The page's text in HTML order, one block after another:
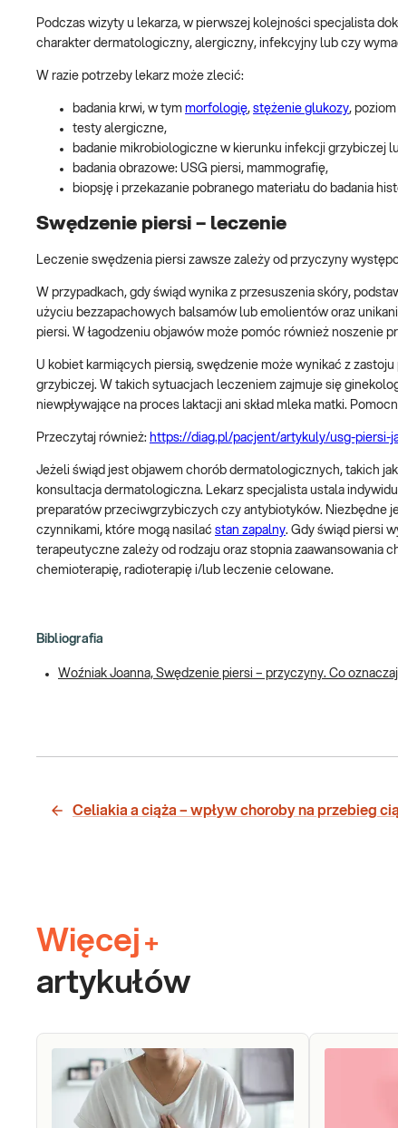
Podczas wizyty u lekarza, w pierwszej kolejności specjalista
charakter dermatologiczny, alergiczny, infekcyjny lub czy
W razie potrzeby lekarz może zlecić:
badania krwi, w tym morfologię, stężenie glukozy,
testy alergiczne,
badanie mikrobiologiczne w kierunku infekcji grzybiczej
badania obrazowe: USG piersi, mammografię,
biopsję i przekazanie pobranego materiału do badania
Swędzenie piersi – leczenie
Leczenie swędzenia piersi zawsze zależy od przyczyny
W przypadkach, gdy świąd wynika z przesuszenia skóry,
użyciu bezzapachowych balsamów lub emolientów oraz
piersi. W łagodzeniu objawów może pomóc również noszenie
U kobiet karmiących piersią, swędzenie może wynikać z
grzybiczej. W takich sytuacjach leczeniem zajmuje się
niewpływające na proces laktacji ani skład mleka matki.
Przeczytaj również: https://diag.pl/pacjent/artykuly/usg-piersi-
Jeżeli świąd jest objawem chorób dermatologicznych, takich
konsultacja dermatologiczna. Lekarz specjalista ustala
preparatów przeciwgrzybiczych czy antybiotyków. Niezbędne
czynnikami, które mogą nasilać stan zapalny. Gdy świąd piersi
terapeutyczne zależy od rodzaju oraz stopnia zaawansowania
chemioterapię, radioterapię i/lub leczenie celowane.
Bibliografia
Woźniak Joanna, Swędzenie piersi – przyczyny. Co
Celiakia a ciąża – wpływ choroby na przebieg
Więcej +
artykułów